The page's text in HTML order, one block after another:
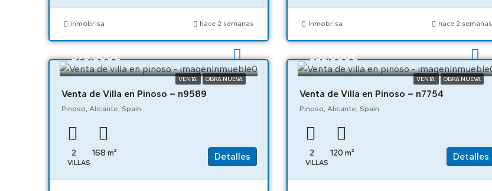
Inmobrisa hace 2 semanas Inmobrisa hace 2 semanas
VENTA OBRA NUEVA
379.000€
Venta de Villa en Pinoso – n9589
Pinoso, Alicante, Spain
2 168 m²
VILLAS
Detalles
VENTA OBRA NUEVA
332.000€
Venta de Villa en Pinoso – n7754
Pinoso, Alicante, Spain
2 120 m²
VILLAS
Detalles